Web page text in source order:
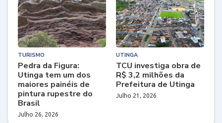
TURISMO
Pedra da Figura:
Utinga tem um dos
maiores painéis de
pintura rupestre do
Brasil
Julho 26, 2026
UTINGA
TCU investiga obra de
R$ 3,2 milhões da
Prefeitura de Utinga
Julho 21, 2026